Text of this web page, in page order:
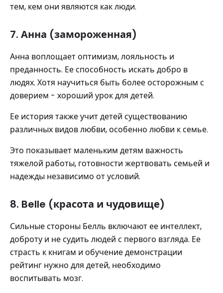
тем, кем они являются как люди.
7. Анна (замороженная)
Анна воплощает оптимизм, лояльность и
преданность. Ее способность искать добро в
людях. Хотя научиться быть более осторожным с
доверием - хороший урок для детей.
Ее история также учит детей существованию
различных видов любви, особенно любви к семье.
Это показывает маленьким детям важность
тяжелой работы, готовности жертвовать семьей и
надежды независимо от условий.
8. Belle (красота и чудовище)
Сильные стороны Белль включают ее интеллект,
доброту и не судить людей с первого взгляда. Ее
страсть к книгам и обучение демонстрации
рейтинг нужно для детей, необходимо
воспитывать мозг.